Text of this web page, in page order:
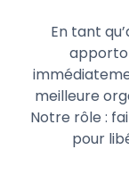
En tant
meilleure
Notre rôle :
pour